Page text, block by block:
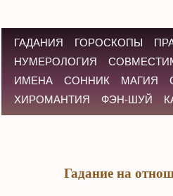
ГАДАНИЯ ГОРОСКОПЫ
НУМЕРОЛОГИЯ
ИМЕНА
СОННИК МАГИЯ
ХИРОМАНТИЯ
ФЭН-ШУЙ
Гадание на